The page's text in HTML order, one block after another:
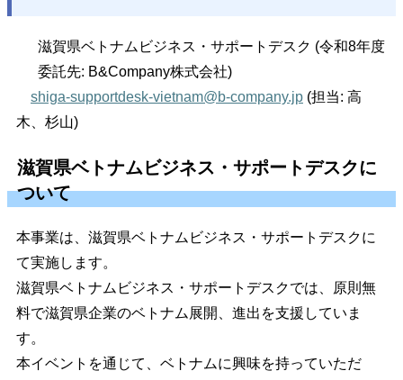
滋賀県ベトナムビジネス・サポートデスク (令和8年度
委託先: B&Company株式会社)
shiga-supportdesk-vietnam@b-company.jp (担当: 高
木、杉山)
滋賀県ベトナムビジネス・サポートデスクに
ついて
本事業は、滋賀県ベトナムビジネス・サポートデスクに
て実施します。
滋賀県ベトナムビジネス・サポートデスクでは、原則無
料で滋賀県企業のベトナム展開、進出を支援していま
す。
本イベントを通じて、ベトナムに興味を持っていただ